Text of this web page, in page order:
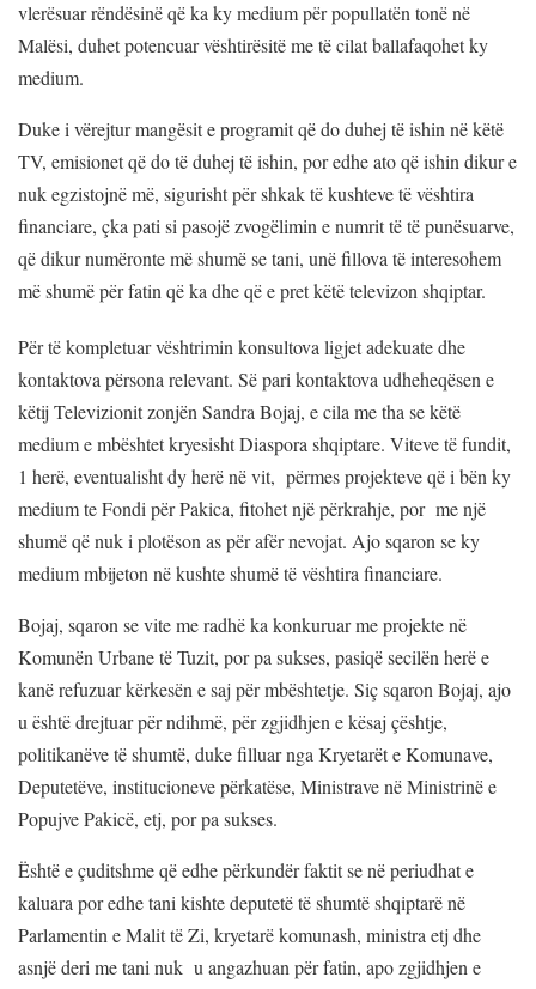
vlerësuar rëndësinë që ka ky medium për popullatën tonë në
Malësi, duhet potencuar vështirësitë me të cilat ballafaqohet ky
medium.
Duke i vërejtur mangësit e programit që do duhej të ishin në këtë
TV, emisionet që do të duhej të ishin, por edhe ato që ishin dikur e
nuk egzistojnë më, sigurisht për shkak të kushteve të vështira
financiare, çka pati si pasojë zvogëlimin e numrit të të punësuarve,
që dikur numëronte më shumë se tani, unë fillova të interesohem
më shumë për fatin që ka dhe që e pret këtë televizon shqiptar.
Për të kompletuar vështrimin konsultova ligjet adekuate dhe
kontaktova përsona relevant. Së pari kontaktova udheheqësen e
këtij Televizionit zonjën Sandra Bojaj, e cila me tha se këtë
medium e mbështet kryesisht Diaspora shqiptare. Viteve të fundit,
1 herë, eventualisht dy herë në vit, përmes projekteve që i bën ky
medium te Fondi për Pakica, fitohet një përkrahje, por me një
shumë që nuk i plotëson as për afër nevojat. Ajo sqaron se ky
medium mbijeton në kushte shumë të vështira financiare.
Bojaj, sqaron se vite me radhë ka konkuruar me projekte në
Komunën Urbane të Tuzit, por pa sukses, pasiqë secilën herë e
kanë refuzuar kërkesën e saj për mbështetje. Siç sqaron Bojaj, ajo
u është drejtuar për ndihmë, për zgjidhjen e kësaj çështje,
politikanëve të shumtë, duke filluar nga Kryetarët e Komunave,
Deputetëve, institucioneve përkatëse, Ministrave në Ministrinë e
Popujve Pakicë, etj, por pa sukses.
Është e çuditshme që edhe përkundër faktit se në periudhat e
kaluara por edhe tani kishte deputetë të shumtë shqiptarë në
Parlamentin e Malit të Zi, kryetarë komunash, ministra etj dhe
asnjë deri me tani nuk u angazhuan për fatin, apo zgjidhjen e